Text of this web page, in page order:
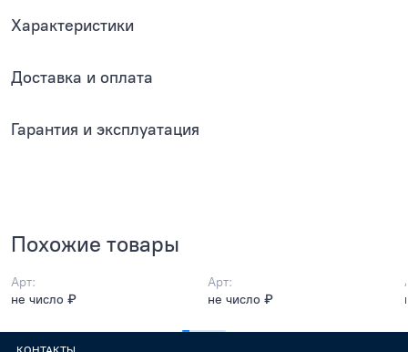
Характеристики
Доставка и оплата
Гарантия и эксплуатация
Похожие товары
Арт:
не число ₽
Арт:
не число ₽